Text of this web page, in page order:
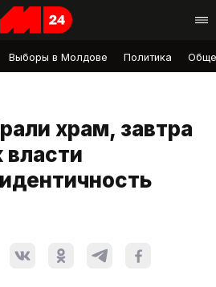
Выборы в Молдове Политика
храм, завтра